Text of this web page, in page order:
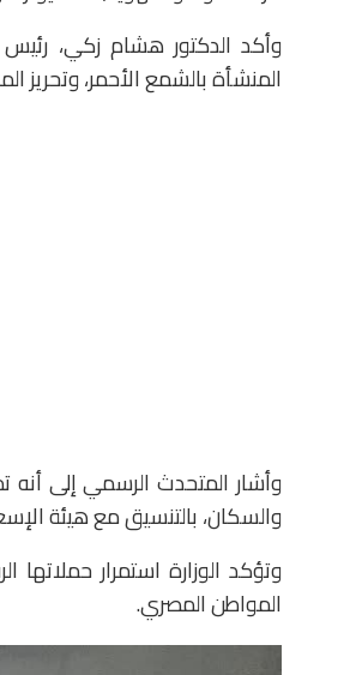
وأكد الدكتور هشام زكي، رئيس
المنشأة بالشمع الأحمر، وتحريز
وأشار المتحدث الرسمي إلى أنه
والسكان، بالتنسيق مع هيئة
وتؤكد الوزارة استمرار
المواطن المصري.